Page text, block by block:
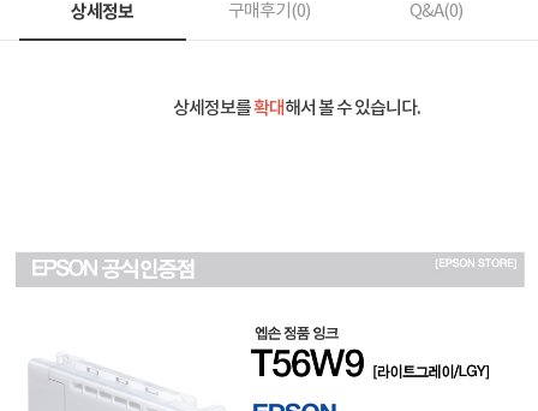
상세정보 구매후기(0) Q&A(0)
상세정보를확대해서 볼 수 있습니다.